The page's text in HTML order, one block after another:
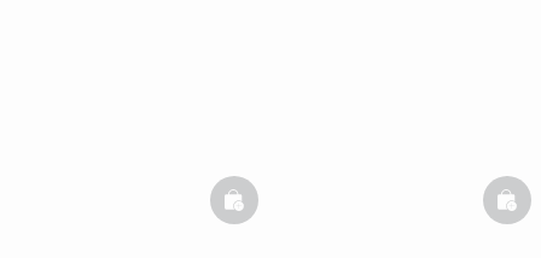
basketfull